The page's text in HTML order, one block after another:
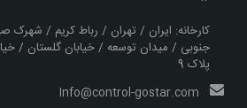
کارخانه: ایران / تهران / رباط کریم / شهرک
جنوبی / میدان توسعه / خیابان گلستان /
پلاک 9
Info@control-gostar.com